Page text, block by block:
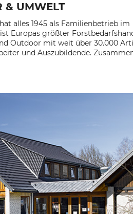
& UMWELT
alles 1945 als Familienbetrieb im
Europas größter
Outdoor mit weit über 30.000
und Auszubildende.